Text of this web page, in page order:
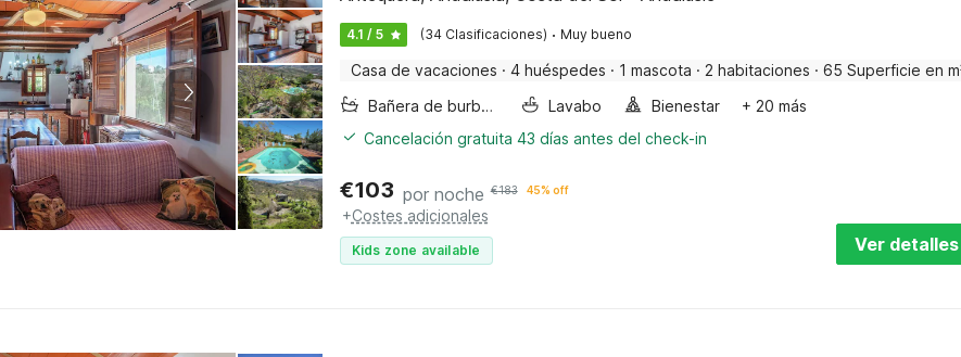
4.1 / 5 (34 Clasificaciones) · Muy bueno
Casa de vacaciones · 4 huéspedes · 1 mascota · 2 habitaciones · 65 Superficie en
Bañera de burbujas
Lavabo Bienestar
+ 20 más
Cancelación gratuita 43 días antes del check-in
€103 por noche €183 45% off
+Costes adicionales
Kids zone available Ver detalles